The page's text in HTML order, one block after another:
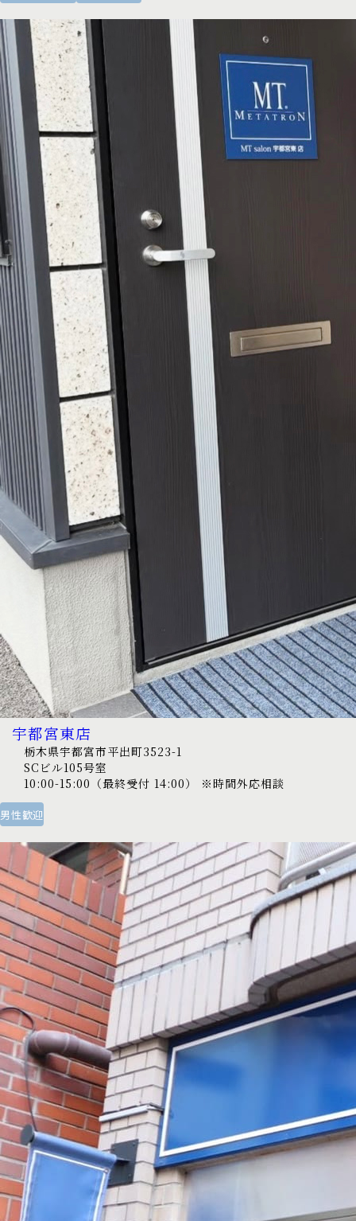
宇都宮東店
栃木県宇都宮市平出町3523-1
SCビル105号室
10:00-15:00（最終受付 14:00） ※時間外応相談
男性歓迎